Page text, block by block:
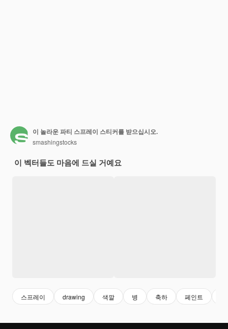
이 놀라운 파티 스프레이 스티커를 받으십시오.
smashingstocks
이 벡터들도 마음에 드실 거예요
스프레이 drawing 색깔 병 축하 페인트